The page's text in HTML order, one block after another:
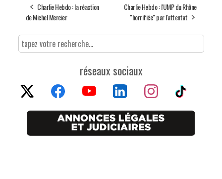
Charlie Hebdo : la réaction
de Michel Mercier
Charlie Hebdo : l'UMP du Rhône
"horrifiée" par l'attentat
réseaux sociaux